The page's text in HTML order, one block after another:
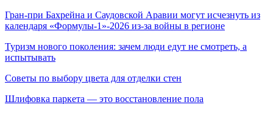
Гран-при Бахрейна и Саудовской Аравии могут исчезнуть из
календаря «Формулы-1»-2026 из-за войны в регионе
Туризм нового поколения: зачем люди едут не смотреть, а
испытывать
Советы по выбору цвета для отделки стен
Шлифовка паркета — это восстановление пола